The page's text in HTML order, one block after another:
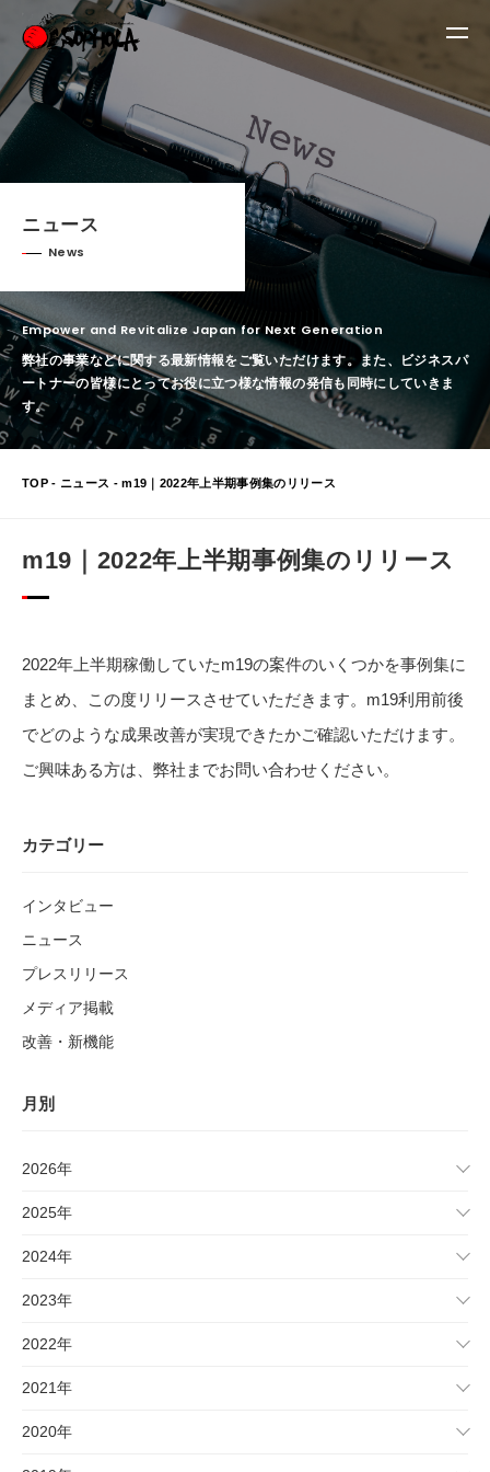
ニュース
News
Empower and Revitalize Japan for Next Generation
弊社の事業などに関する最新情報をご覧いただけます。 また、ビジネスパ
ートナーの皆様にとってお役に立つ様な情報の発信も同時にしていきま
す。
TOP - ニュース - m19｜2022年上半期事例集のリリース
m19｜2022年上半期事例集のリリース
2022年上半期稼働していたm19の案件のいくつかを事例集に
まとめ、この度リリースさせていただきます。m19利用前後
でどのような成果改善が実現できたかご確認いただけます。
ご興味ある方は、弊社までお問い合わせください。
カテゴリー
インタビュー
ニュース
プレスリリース
メディア掲載
改善・新機能
月別
2026年
2025年
2024年
2023年
2022年
2021年
2020年